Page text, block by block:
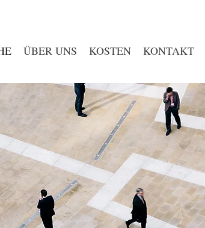
ÜBER UNS KOSTEN KONTAKT